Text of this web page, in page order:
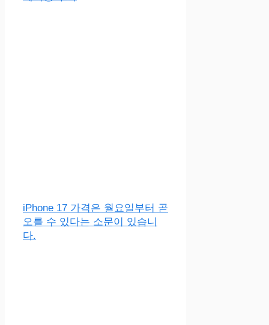
iPhone 17 가격은 월요일부터 곧
오를 수 있다는 소문이 있습니
다.